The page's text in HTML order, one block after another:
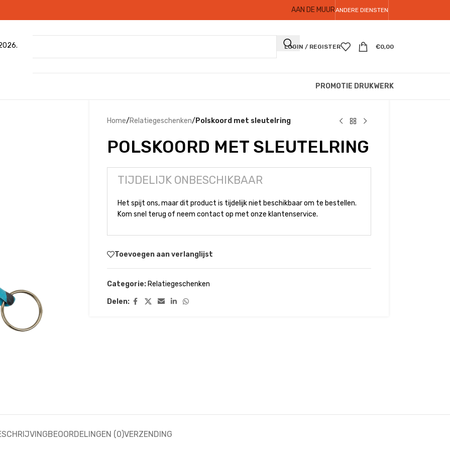
AAN DE MUURANDERE DIENSTEN
LOGIN / REGISTER €0,00
PROMOTIE DRUKWERK
Home/Relatiegeschenken/ Polskoord met sleutelring
POLSKOORD MET SLEUTELRING
TIJDELIJK ONBESCHIKBAAR
Het spijt ons, maar dit product is tijdelijk niet beschikbaar om te bestellen.
Kom snel terug of neem contact op met onze klantenservice.
Toevoegen aan verlanglijst
Categorie: Relatiegeschenken
Delen:
BEOORDELINGEN (0)VERZENDING